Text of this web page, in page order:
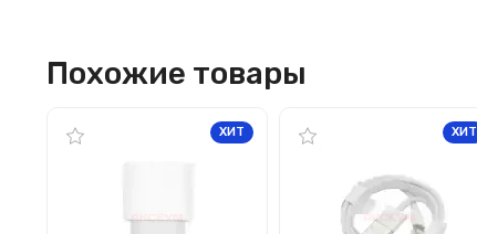
Похожие товары
ХИТ ХИТ